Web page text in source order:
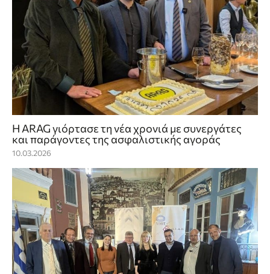
Η ARAG γιόρτασε τη νέα χρονιά με συνεργάτες
και παράγοντες της ασφαλιστικής αγοράς
10.03.2026